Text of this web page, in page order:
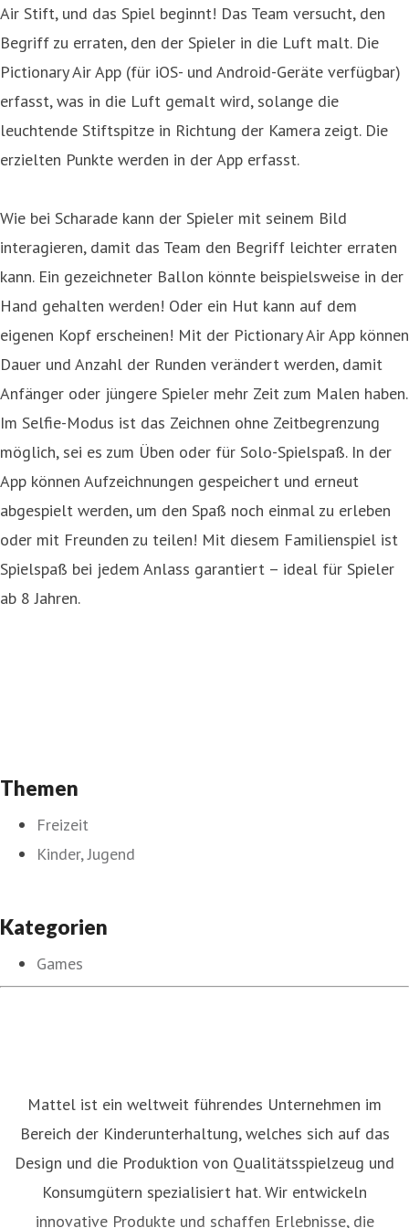
Air Stift, und das Spiel beginnt! Das Team versucht, den
Begriff zu erraten, den der Spieler in die Luft malt. Die
Pictionary Air App (für iOS- und Android-Geräte verfügbar)
erfasst, was in die Luft gemalt wird, solange die
leuchtende Stiftspitze in Richtung der Kamera zeigt. Die
erzielten Punkte werden in der App erfasst.
Wie bei Scharade kann der Spieler mit seinem Bild
interagieren, damit das Team den Begriff leichter erraten
kann. Ein gezeichneter Ballon könnte beispielsweise in der
Hand gehalten werden! Oder ein Hut kann auf dem
eigenen Kopf erscheinen! Mit der Pictionary Air App können
Dauer und Anzahl der Runden verändert werden, damit
Anfänger oder jüngere Spieler mehr Zeit zum Malen haben.
Im Selfie-Modus ist das Zeichnen ohne Zeitbegrenzung
möglich, sei es zum Üben oder für Solo-Spielspaß. In der
App können Aufzeichnungen gespeichert und erneut
abgespielt werden, um den Spaß noch einmal zu erleben
oder mit Freunden zu teilen! Mit diesem Familienspiel ist
Spielspaß bei jedem Anlass garantiert – ideal für Spieler
ab 8 Jahren.
Themen
Freizeit
Kinder, Jugend
Kategorien
Games
Mattel ist ein weltweit führendes Unternehmen im
Bereich der Kinderunterhaltung, welches sich auf das
Design und die Produktion von Qualitätsspielzeug und
Konsumgütern spezialisiert hat. Wir entwickeln
innovative Produkte und schaffen Erlebnisse, die